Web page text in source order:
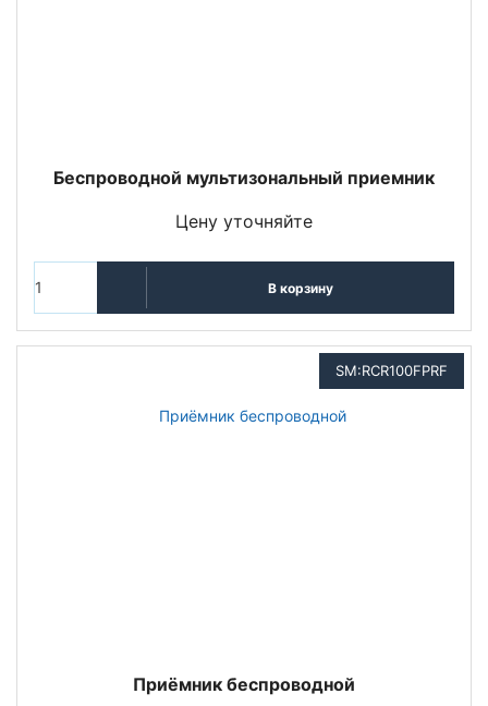
Беспроводной мультизональный приемник
Цену уточняйте
В корзину
SM:RCR100FPRF
Приёмник беспроводной